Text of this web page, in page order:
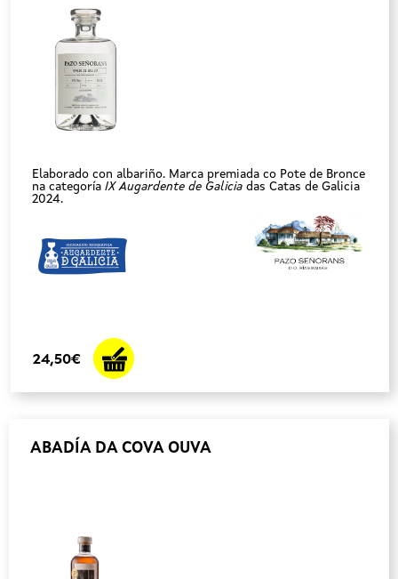
Elaborado con albariño. Marca premiada co Pote de Bronce
na categoría IX Augardente de Galicia das Catas de Galicia
2024.
24,50€
ABADÍA DA COVA OUVA